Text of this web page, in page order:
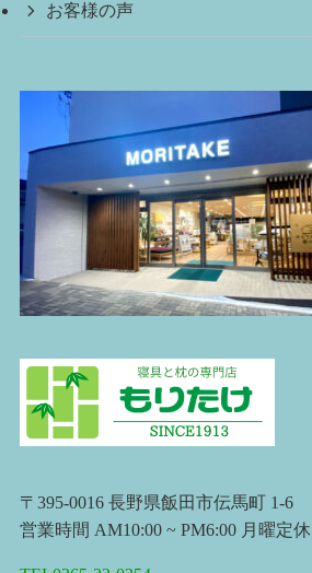
お客様の声
〒395-0016 長野県飯田市伝馬町 1-6
営業時間 AM10:00 ~ PM6:00 月曜定休